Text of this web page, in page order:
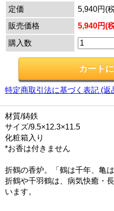
定価
5,940円(
販売価格
5,940円(
購入数
特定商取引法に基づく表記 (返
材質/鋳鉄
サイズ/9.5×12.3×11.5
化粧箱入り
*お香は付きません
折鶴の香炉。「鶴は千年、亀
折鶴や千羽鶴は、病気快癒・
います。